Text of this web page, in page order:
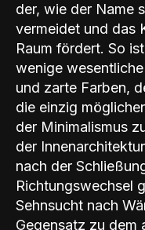
der, wie der Name
vermeidet und das
Raum fördert. So
wenige
und zarte Farben,
die einzig
der Minimalismus
der
nach der
Richtungswechsel
Sehnsucht nach
Gegensatz zu dem